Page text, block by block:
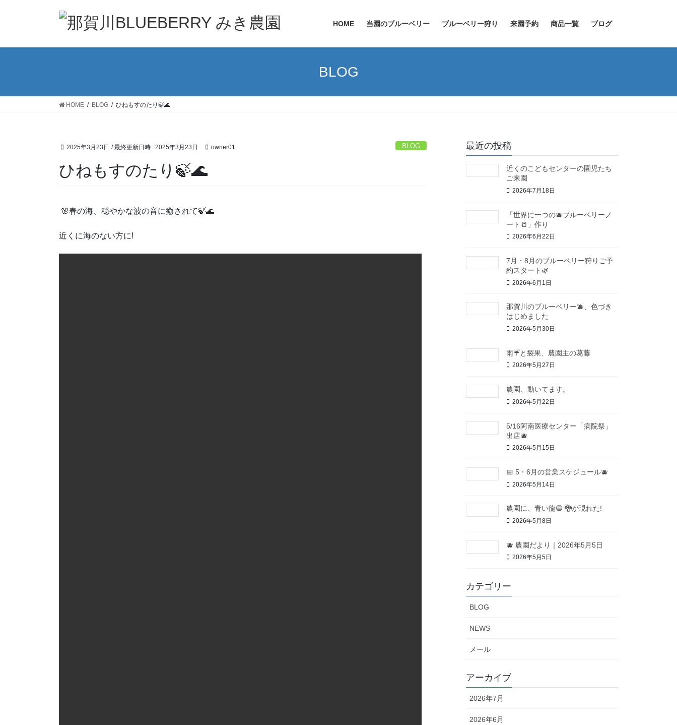
HOME 当園のブルーベリー ブルーベリー狩り 来園予約 商品一覧 ブログ
BLOG
HOME BLOG ひねもすのたり🍃🌊
2025年3月23日 / 最終更新日時 : 2025年3月23日 owner01 BLOG
ひねもすのたり🍃🌊
🌸春の海、穏やかな波の音に癒されて🍃🌊
近くに海のない方に!
最近の投稿
近くのこどもセンターの園児たち
ご来園
2026年7月18日
「世界に一つの🫐ブルーベリーノ
ート📒」作り
2026年6月22日
7月・8月のブルーベリー狩りご予
約スタート🌿
2026年6月1日
那賀川のブルーベリー🫐、色づき
はじめました
2026年5月30日
雨☔と裂果、農園主の葛藤
2026年5月27日
農園、動いてます。
2026年5月22日
5/16阿南医療センター「病院祭」
出店🫐
2026年5月15日
📅 5・6月の営業スケジュール🫐
2026年5月14日
農園に、青い龍🔵 🐉が現れた!
2026年5月8日
🫐 農園だより｜2026年5月5日
2026年5月5日
カテゴリー
BLOG
NEWS
メール
アーカイブ
2026年7月
2026年6月